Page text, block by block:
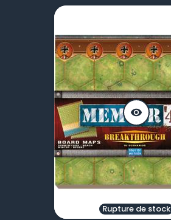
visibility
Rupture de stock